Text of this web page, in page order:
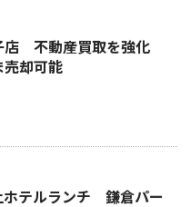
店 不動産買取を強化
却可能
ホテルランチ 鎌倉パー